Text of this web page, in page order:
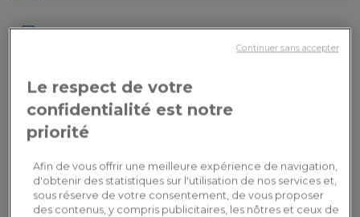
430,00€
Dont 0,05€ d'écopart
ou
Livraison sur-mesure
Estimer mes frais de livraison par pays
Le respect de votre
confidentialité est notre
priorité
Afin de vous offrir une meilleure expérience de navigation,
d'obtenir des statistiques sur l'utilisation de nos services et,
sous réserve de votre consentement, de vous proposer
des contenus, y compris publicitaires, les nôtres et ceux de
Continuer sans accepter